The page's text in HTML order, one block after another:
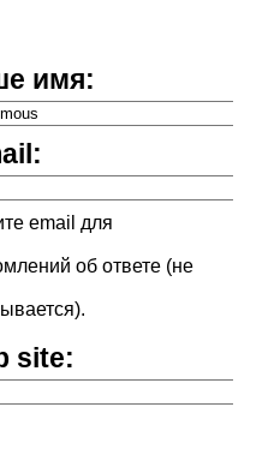
имя:
email для
об ответе (не
site: